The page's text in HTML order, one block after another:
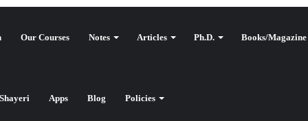
Our Courses Notes Articles Ph.D. Books/Magazine
Apps Blog Policies